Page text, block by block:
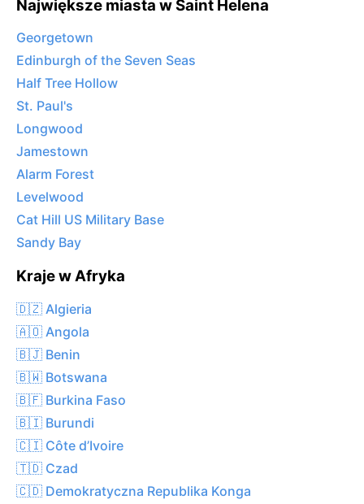
Największe miasta w Saint Helena
Georgetown
Edinburgh of the Seven Seas
Half Tree Hollow
St. Paul's
Longwood
Jamestown
Alarm Forest
Levelwood
Cat Hill US Military Base
Sandy Bay
Kraje w Afryka
🇩🇿 Algieria
🇦🇴 Angola
🇧🇯 Benin
🇧🇼 Botswana
🇧🇫 Burkina Faso
🇧🇮 Burundi
🇨🇮 Côte d’Ivoire
🇹🇩 Czad
🇨🇩 Demokratyczna Republika Konga